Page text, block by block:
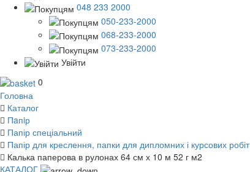
048 233 2000
050-233-2000
068-233-2000
073-233-2000
Увійти
0
Головна
Каталог
Пaпiр
Папір спеціальний
Папір для креслення, папки для дипломних і курсових робіт
Калька паперова в рулонах 64 см х 10 м 52 г м2
КАТАЛОГ